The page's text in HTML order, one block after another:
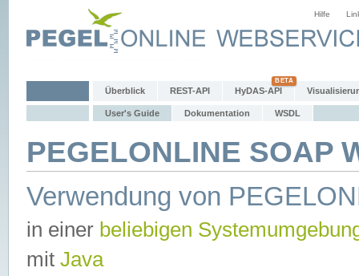
Hilfe
Überblick REST-API HyDAS-API
User's Guide Dokumentation WSDL
PEGELONLINE SOAP
Verwendung von
in einer beliebigen
mit Java